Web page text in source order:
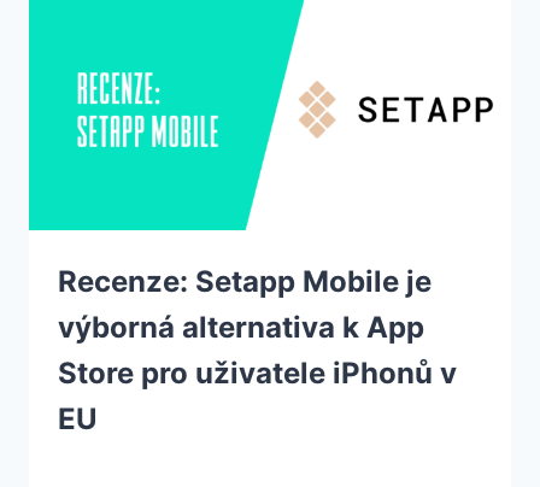
Recenze: Setapp Mobile je
výborná alternativa k App
Store pro uživatele iPhonů v
EU